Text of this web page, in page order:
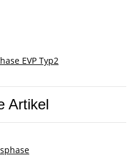
EVP Typ2
Artikel